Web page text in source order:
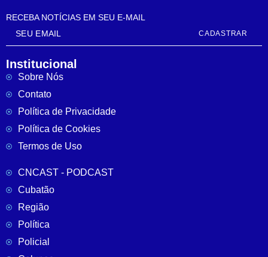
RECEBA NOTÍCIAS EM SEU E-MAIL
CADASTRAR
Institucional
Sobre Nós
Contato
Política de Privacidade
Política de Cookies
Termos de Uso
CNCAST - PODCAST
Cubatão
Região
Política
Policial